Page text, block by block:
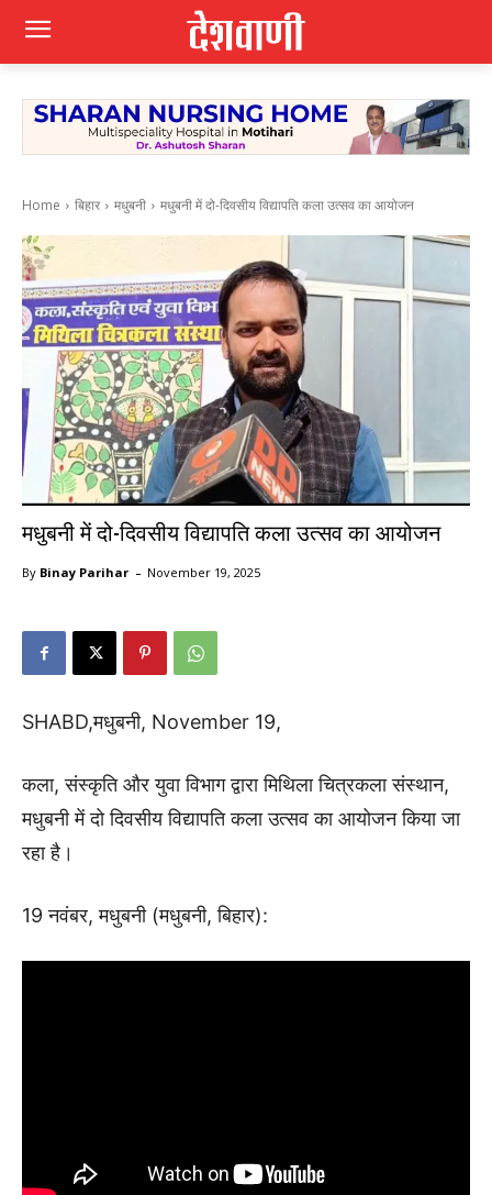
Home बिहार मधुबनी मधुबनी में दो-दिवसीय विद्यापति कला उत्सव का आयोजन
मधुबनी में दो-दिवसीय विद्यापति कला उत्सव का आयोजन
By Binay Parihar - November 19, 2025
SHABD,मधुबनी, November 19,
कला, संस्कृति और युवा विभाग द्वारा मिथिला चित्रकला संस्थान,
मधुबनी में दो दिवसीय विद्यापति कला उत्सव का आयोजन किया जा
रहा है।
19 नवंबर, मधुबनी (मधुबनी, बिहार):